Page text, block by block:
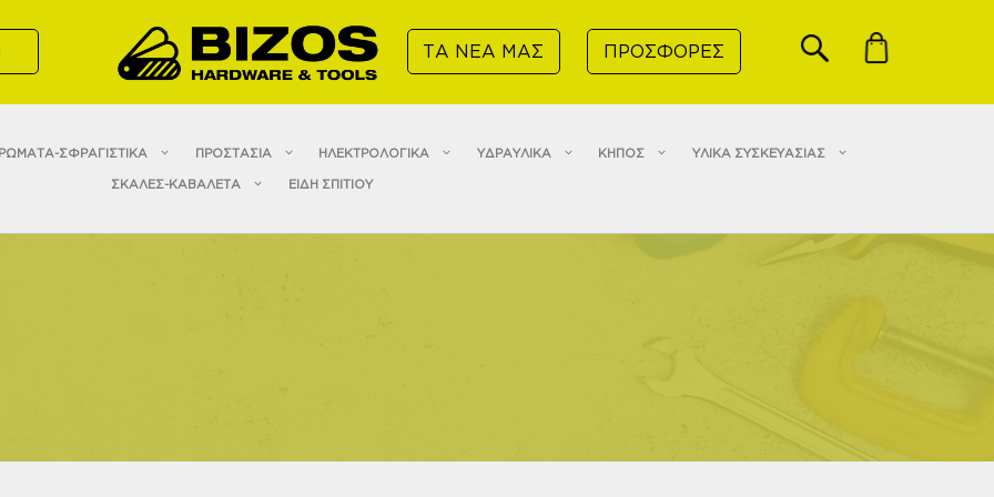
ΤΑ ΝΕΑ ΜΑΣ ΠΡΟΣΦΟΡΕΣ
ΣΦΡΑΓΙΣΤΙΚΑ ΠΡΟΣΤΑΣΙΑ ΗΛΕΚΤΡΟΛΟΓΙΚΑ ΥΔΡΑΥΛΙΚΑ ΚΗΠΟΣ ΥΛΙΚΑ ΣΥΣΚΕΥΑΣΙΑΣ
ΣΚΑΛΕΣ-ΚΑΒΑΛΕΤΑ ΕΙΔΗ ΣΠΙΤΙΟΥ